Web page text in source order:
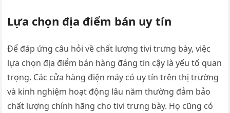
Lựa chọn địa điểm bán uy tín
Để đáp ứng câu hỏi về chất lượng tivi trưng bày, việc
lựa chọn địa điểm bán hàng đáng tin cậy là yếu tố quan
trọng. Các cửa hàng điện máy có uy tín trên thị trường
và kinh nghiệm hoạt động lâu năm thường đảm bảo
chất lượng chính hãng cho tivi trưng bày. Họ cũng có